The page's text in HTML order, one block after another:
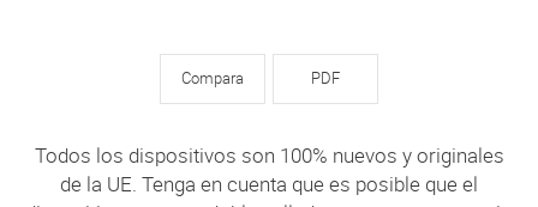
Compara PDF
Todos los dispositivos son 100% nuevos y originales
de la UE. Tenga en cuenta que es posible que el